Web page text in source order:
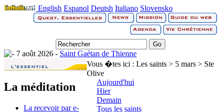
English Espanol Deutsh Italiano Slovensko
7 août 2026 - Saint Gaétan de Thienne
La méditation
La recevoir par e-
Vous �tes ici : Les saints > 5 mars > Ste
Olive
Aujourd'hui
Hier
Demain
Tous les saints